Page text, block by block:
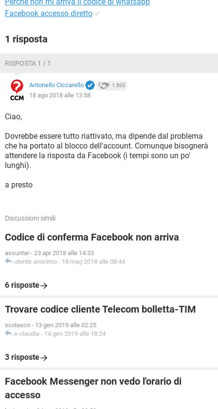
Facebook accesso diretto ✓
1 risposta
RISPOSTA 1 / 1
Antonello Ciccarello 1.865
18 ago 2018 alle 13:58
Ciao,
Dovrebbe essere tutto riattivato, ma dipende dal problema
che ha portato al blocco dell'account. Comunque bisognerà
attendere la risposta da Facebook (i tempi sono un po'
lunghi).
a presto
Discussioni simili
Codice di conferma Facebook non arriva
assuntar - 23 apr 2018 alle 14:33
utente anonimo - 18 mag 2018 alle 08:44
6 risposte
Trovare codice cliente Telecom bolletta-TIM
scolasco - 13 gen 2019 alle 02:25
e-claudia - 14 gen 2019 alle 18:24
3 risposte
Facebook Messenger non vedo l'orario di
accesso